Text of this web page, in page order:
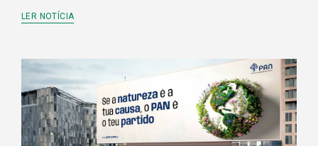
LER NOTÍCIA